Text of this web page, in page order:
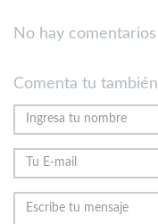
No hay comentarios
Comenta tu también